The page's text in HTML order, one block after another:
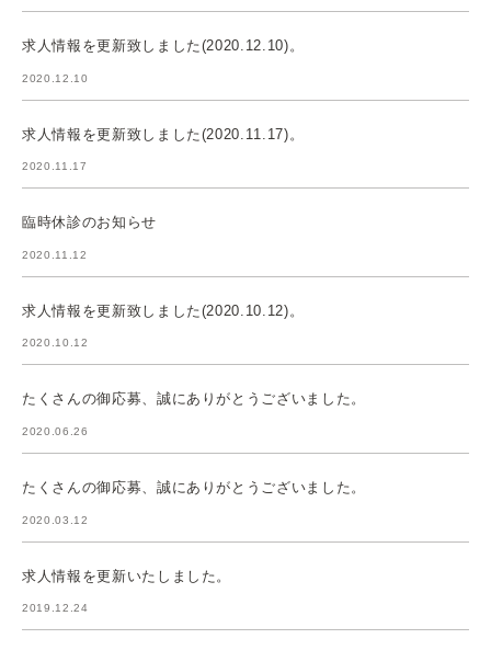
求人情報を更新致しました(2020.12.10)。
2020.12.10
求人情報を更新致しました(2020.11.17)。
2020.11.17
臨時休診のお知らせ
2020.11.12
求人情報を更新致しました(2020.10.12)。
2020.10.12
たくさんの御応募、誠にありがとうございました。
2020.06.26
たくさんの御応募、誠にありがとうございました。
2020.03.12
求人情報を更新いたしました。
2019.12.24